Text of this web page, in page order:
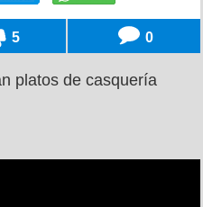
5 0
platos de casquería